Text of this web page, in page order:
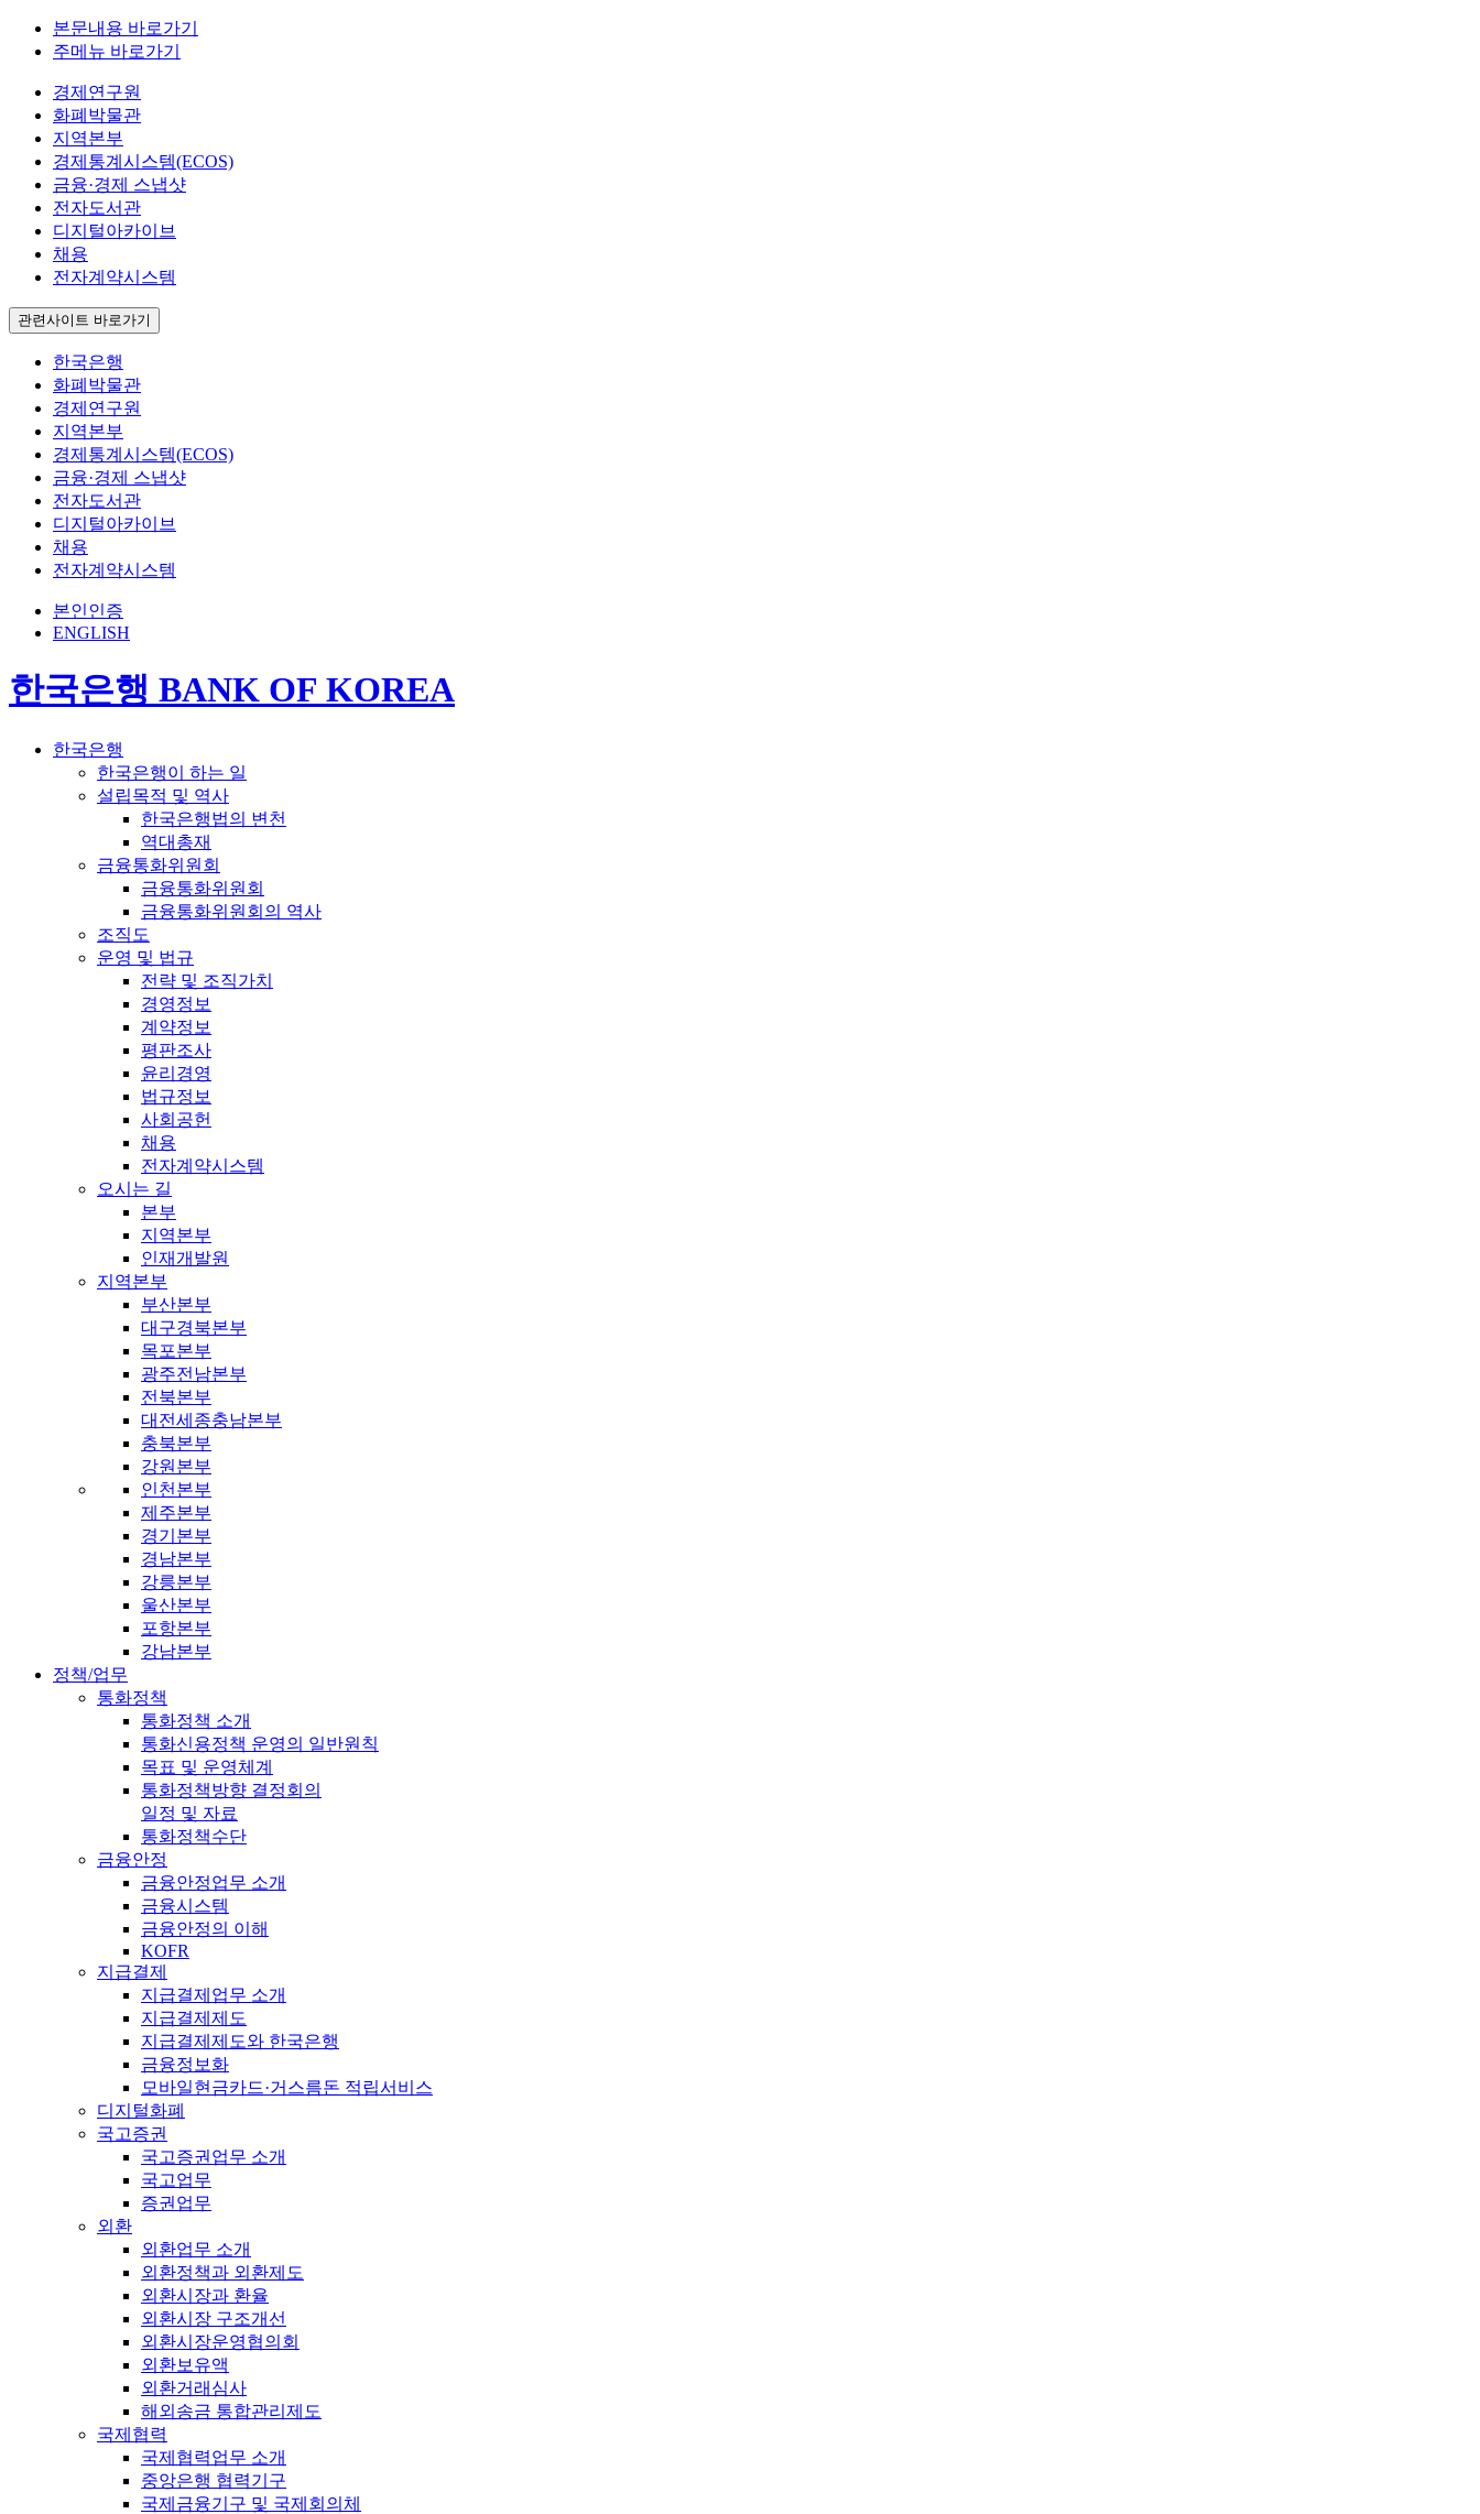
본문내용 바로가기
주메뉴 바로가기
경제연구원
화폐박물관
지역본부
경제통계시스템(ECOS)
금융·경제 스냅샷
전자도서관
디지털아카이브
채용
전자계약시스템
관련사이트 바로가기
한국은행
화폐박물관
경제연구원
지역본부
경제통계시스템(ECOS)
금융·경제 스냅샷
전자도서관
디지털아카이브
채용
전자계약시스템
본인인증
ENGLISH
한국은행 BANK OF KOREA
한국은행
한국은행이 하는 일
설립목적 및 역사
한국은행법의 변천
역대총재
금융통화위원회
금융통화위원회
금융통화위원회의 역사
조직도
운영 및 법규
전략 및 조직가치
경영정보
계약정보
평판조사
윤리경영
법규정보
사회공헌
채용
전자계약시스템
오시는 길
본부
지역본부
인재개발원
지역본부
부산본부
대구경북본부
목포본부
광주전남본부
전북본부
대전세종충남본부
충북본부
강원본부
인천본부
제주본부
경기본부
경남본부
강릉본부
울산본부
포항본부
강남본부
정책/업무
통화정책
통화정책 소개
통화신용정책 운영의 일반원칙
목표 및 운영체계
통화정책방향 결정회의
일정 및 자료
통화정책수단
금융안정
금융안정업무 소개
금융시스템
금융안정의 이해
KOFR
지급결제
지급결제업무 소개
지급결제제도
지급결제제도와 한국은행
금융정보화
모바일현금카드·거스름돈 적립서비스
디지털화폐
국고증권
국고증권업무 소개
국고업무
증권업무
외환
외환업무 소개
외환정책과 외환제도
외환시장과 환율
외환시장 구조개선
외환시장운영협의회
외환보유액
외환거래심사
해외송금 통합관리제도
국제협력
국제협력업무 소개
중앙은행 협력기구
국제금융기구 및 국제회의체